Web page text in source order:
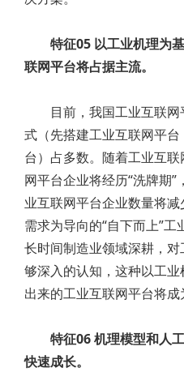
特征05 以工业机理为
联网平台将占据主流。
目前，我国工业互联
式（先搭建工业互联网平
台）占多数。随着工业互
网平台企业将经历“洗牌期”
业互联网平台企业数量将
需求为导向的“自下而上”
长时间制造业领域深耕，
够深入的认知，这种以工业
出来的工业互联网平台将成
特征06 机理模型和人
快速成长。